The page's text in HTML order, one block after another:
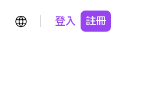
登入 註冊